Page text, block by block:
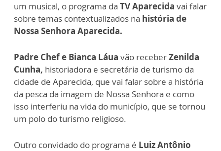
um musical, o programa da TV Aparecida vai falar
sobre temas contextualizados na história de
Nossa Senhora Aparecida.
Padre Chef e Bianca Láua vão receberZenilda
Cunha, historiadora e secretária de turismo da
cidade de Aparecida, que vai falar sobre a história
da pesca da imagem de Nossa Senhora e como
isso interferiu na vida do município, que se tornou
um polo do turismo religioso.
Outro convidado do programa é Luiz Antônio